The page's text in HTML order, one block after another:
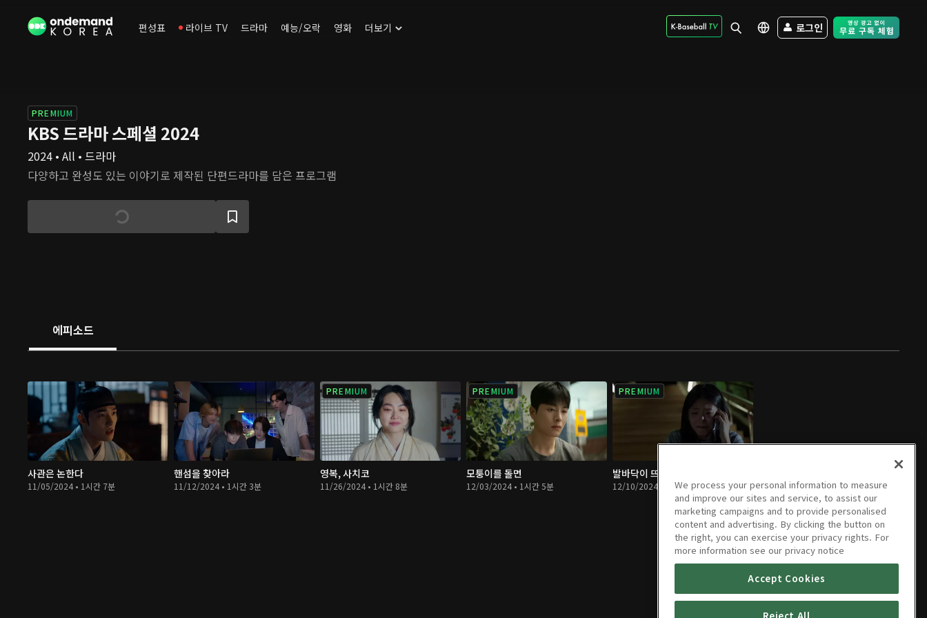
편성표 라이브 TV 드라마 예능/오락 영화 더보기 로그인 Free Trial -
PREMIUM
KBS 드라마 스페셜 2024
2024 • All • 드라마
다양하고 완성도 있는 이야기로 제작된 단편드라마를 담은 프로그램
에피소드
사관은 논한다
11/05/2024 • 1시간 7분
핸섬을 찾아라
11/12/2024 • 1시간 3분
PREMIUM
영복, 사치코
11/26/2024 • 1시간 8분
PREMIUM
모퉁이를 돌면
12/03/2024 • 1시간 5분
PREMIUM
발바닥이 뜨거워서
12/10/2024 • 1시간 8분We process your personal information to measure
and improve our sites and service, to assist our
marketing campaigns and to provide personalised
content and advertising. By clicking the button on
the right, you can exercise your privacy rights. For
more information see our privacy notice
Accept Cookies